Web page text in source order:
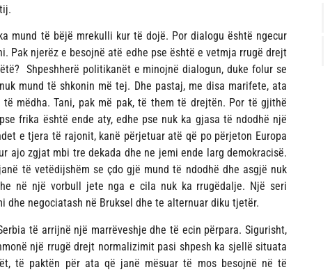
mund të bëjë mrekulli kur të dojë. Por dialogu është ngecur
Pak njerëz e besojnë atë edhe pse është e vetmja rrugë drejt
Shpeshherë politikanët e minojnë dialogun, duke folur se
mund të shkonin më tej. Dhe pastaj, me disa marifete, ata
mëdha. Tani, pak më pak, të them të drejtën. Por të gjithë
frika është ende aty, edhe pse nuk ka gjasa të ndodhë një
e tjera të rajonit, kanë përjetuar atë që po përjeton Europa
ajo zgjat mbi tre dekada dhe ne jemi ende larg demokracisë.
të vetëdijshëm se çdo gjë mund të ndodhë dhe asgjë nuk
në një vorbull jete nga e cila nuk ka rrugëdalje. Një seri
dhe negociatash në Bruksel dhe te alternuar diku tjetër.
të arrijnë një marrëveshje dhe të ecin përpara. Sigurisht,
një rrugë drejt normalizimit pasi shpesh ka sjellë situata
të paktën për ata që janë mësuar të mos besojnë në të